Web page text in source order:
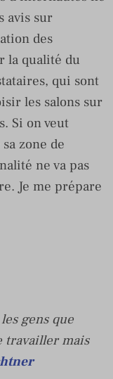
avis sur
des
la qualité du
qui sont
les salons sur
Si on veut
zone de
ne va pas
Je me prépare
gens que
travailler mais